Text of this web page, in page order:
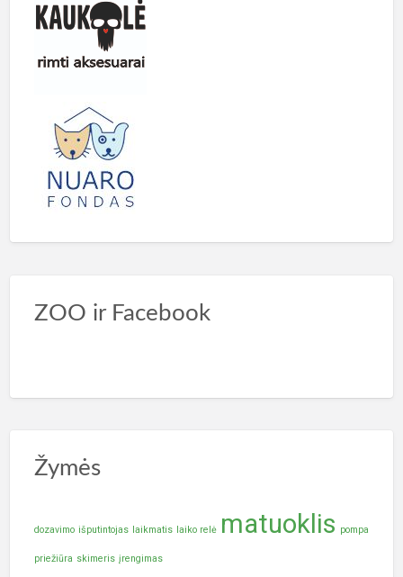
ZOO ir Facebook
Žymės
dozavimo išputintojas laikmatis laiko relė matuoklis pompa
priežiūra skimeris įrengimas